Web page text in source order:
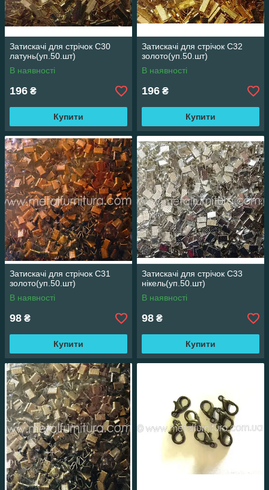
Затискачі для стрічок С30
латунь(уп.50.шт)
В наявності
196 ₴
Купити
Затискачі для стрічок С32
золото(уп.50.шт)
В наявності
196 ₴
Купити
Затискачі для стрічок С31
золото(уп.50.шт)
В наявності
98 ₴
Купити
Затискачі для стрічок С33
нікель(уп.50.шт)
В наявності
98 ₴
Купити